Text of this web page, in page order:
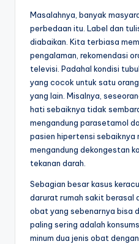
Masalahnya, banyak
perbedaan itu. Label dan
diabaikan. Kita terbiasa
pengalaman, rekomendasi
televisi. Padahal kondisi
yang cocok untuk satu
yang lain. Misalnya,
hati sebaiknya tidak
mengandung parasetamol
pasien hipertensi sebaiknya
mengandung dekongestan
tekanan darah.
Sebagian besar kasus
darurat rumah sakit berasal
obat yang sebenarnya bisa
paling sering adalah
minum dua jenis obat